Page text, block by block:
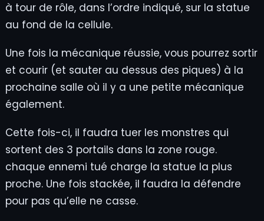
à tour de rôle, dans l’ordre indiqué, sur la statue
au fond de la cellule.
Une fois la mécanique réussie, vous pourrez sortir
et courir (et sauter au dessus des piques) à la
prochaine salle où il y a une petite mécanique
également.
Cette fois-ci, il faudra tuer les monstres qui
sortent des 3 portails dans la zone rouge.
chaque ennemi tué charge la statue la plus
proche. Une fois stackée, il faudra la défendre
pour pas qu’elle ne casse.